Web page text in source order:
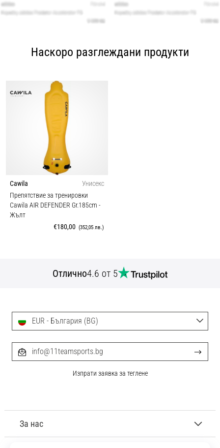
Наскоро разглеждани продукти
Cawila
Унисекс
Препятствие за тренировки
Cawila AIR DEFENDER Gr.185cm -
Жълт
€180,00 (352,05 лв.)
Отлично4.6 от 5
За нас
EUR - България (BG)
info@11teamsports.bg
Изпрати заявка за теглене